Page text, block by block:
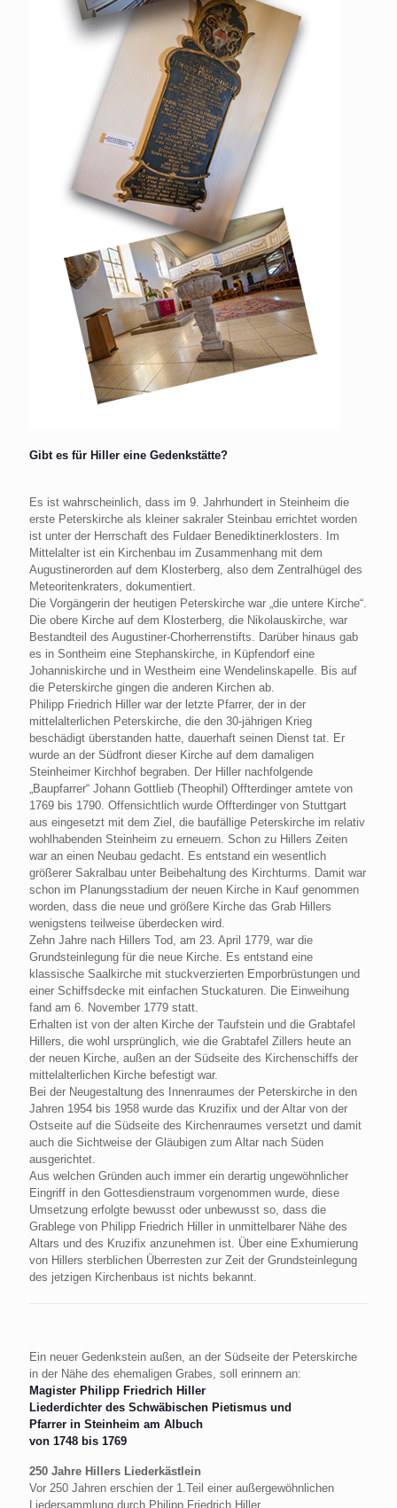
Gibt es für Hiller eine Gedenkstätte?
Es ist wahrscheinlich, dass im 9. Jahrhundert in Steinheim die
erste Peterskirche als kleiner sakraler Steinbau errichtet worden
ist unter der Herrschaft des Fuldaer Benediktinerklosters. Im
Mittelalter ist ein Kirchenbau im Zusammenhang mit dem
Augustinerorden auf dem Klosterberg, also dem Zentralhügel des
Meteoritenkraters, dokumentiert.
Die Vorgängerin der heutigen Peterskirche war „die untere Kirche“.
Die obere Kirche auf dem Klosterberg, die Nikolauskirche, war
Bestandteil des Augustiner-Chorherrenstifts. Darüber hinaus gab
es in Sontheim eine Stephanskirche, in Küpfendorf eine
Johanniskirche und in Westheim eine Wendelinskapelle. Bis auf
die Peterskirche gingen die anderen Kirchen ab.
Philipp Friedrich Hiller war der letzte Pfarrer, der in der
mittelalterlichen Peterskirche, die den 30-jährigen Krieg
beschädigt überstanden hatte, dauerhaft seinen Dienst tat. Er
wurde an der Südfront dieser Kirche auf dem damaligen
Steinheimer Kirchhof begraben. Der Hiller nachfolgende
„Baupfarrer“ Johann Gottlieb (Theophil) Offterdinger amtete von
1769 bis 1790. Offensichtlich wurde Offterdinger von Stuttgart
aus eingesetzt mit dem Ziel, die baufällige Peterskirche im relativ
wohlhabenden Steinheim zu erneuern. Schon zu Hillers Zeiten
war an einen Neubau gedacht. Es entstand ein wesentlich
größerer Sakralbau unter Beibehaltung des Kirchturms. Damit war
schon im Planungsstadium der neuen Kirche in Kauf genommen
worden, dass die neue und größere Kirche das Grab Hillers
wenigstens teilweise überdecken wird.
Zehn Jahre nach Hillers Tod, am 23. April 1779, war die
Grundsteinlegung für die neue Kirche. Es entstand eine
klassische Saalkirche mit stuckverzierten Emporbrüstungen und
einer Schiffsdecke mit einfachen Stuckaturen. Die Einweihung
fand am 6. November 1779 statt.
Erhalten ist von der alten Kirche der Taufstein und die Grabtafel
Hillers, die wohl ursprünglich, wie die Grabtafel Zillers heute an
der neuen Kirche, außen an der Südseite des Kirchenschiffs der
mittelalterlichen Kirche befestigt war.
Bei der Neugestaltung des Innenraumes der Peterskirche in den
Jahren 1954 bis 1958 wurde das Kruzifix und der Altar von der
Ostseite auf die Südseite des Kirchenraumes versetzt und damit
auch die Sichtweise der Gläubigen zum Altar nach Süden
ausgerichtet.
Aus welchen Gründen auch immer ein derartig ungewöhnlicher
Eingriff in den Gottesdienstraum vorgenommen wurde, diese
Umsetzung erfolgte bewusst oder unbewusst so, dass die
Grablege von Philipp Friedrich Hiller in unmittelbarer Nähe des
Altars und des Kruzifix anzunehmen ist. Über eine Exhumierung
von Hillers sterblichen Überresten zur Zeit der Grundsteinlegung
des jetzigen Kirchenbaus ist nichts bekannt.
Ein neuer Gedenkstein außen, an der Südseite der Peterskirche
in der Nähe des ehemaligen Grabes, soll erinnern an:
Magister Philipp Friedrich Hiller
Liederdichter des Schwäbischen Pietismus und
Pfarrer in Steinheim am Albuch
von 1748 bis 1769
250 Jahre Hillers Liederkästlein
Vor 250 Jahren erschien der 1.Teil einer außergewöhnlichen
Liedersammlung durch Philipp Friedrich Hiller.